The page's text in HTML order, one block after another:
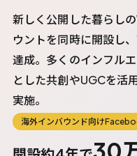
新しく公開した暮らし
ウントを同時に開設し
達成。多くのインフル
とした共創やUGCを活
実施。
海外インバウンド向け
30